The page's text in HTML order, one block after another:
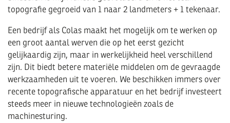
topografie gegroeid van 1 naar 2 landmeters + 1 tekenaar.
Een bedrijf als Colas maakt het mogelijk om te werken op
een groot aantal werven die op het eerst gezicht
gelijkaardig zijn, maar in werkelijkheid heel verschillend
zijn. Dit biedt betere materiële middelen om de gevraagde
werkzaamheden uit te voeren. We beschikken immers over
recente topografische apparatuur en het bedrijf investeert
steeds meer in nieuwe technologieën zoals de
machinesturing.